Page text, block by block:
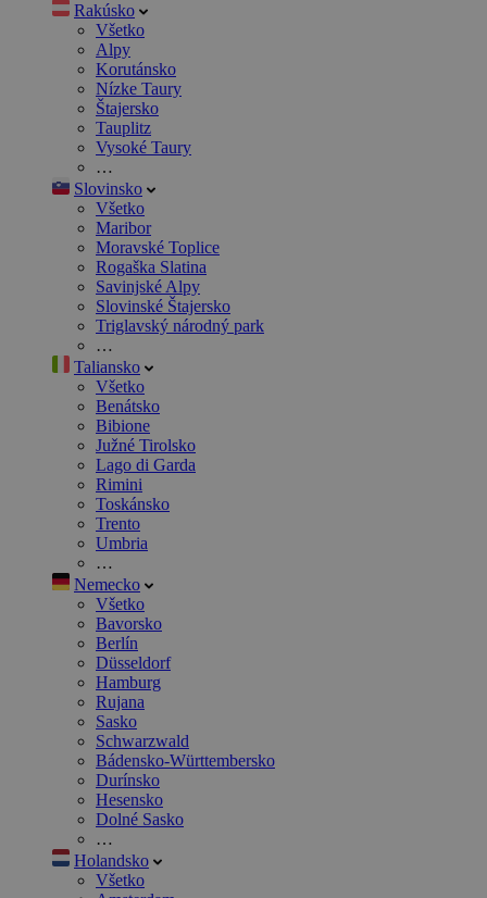
Rakúsko
Všetko
Alpy
Korutánsko
Nízke Taury
Štajersko
Tauplitz
Vysoké Taury
…
Slovinsko
Všetko
Maribor
Moravské Toplice
Rogaška Slatina
Savinjské Alpy
Slovinské Štajersko
Triglavský národný park
…
Taliansko
Všetko
Benátsko
Bibione
Južné Tirolsko
Lago di Garda
Rimini
Toskánsko
Trento
Umbria
…
Nemecko
Všetko
Bavorsko
Berlín
Düsseldorf
Hamburg
Rujana
Sasko
Schwarzwald
Bádensko-Württembersko
Durínsko
Hesensko
Dolné Sasko
…
Holandsko
Všetko